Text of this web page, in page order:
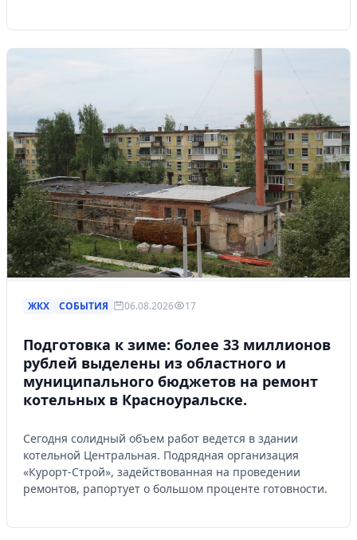
ЖКХ СОБЫТИЯ 06.08.2026 17
Подготовка к зиме: более 33 миллионов
рублей выделены из областного и
муниципального бюджетов на ремонт
котельных в Красноуральске.
Сегодня солидный объем работ ведется в здании
котельной Центральная. Подрядная организация
«Курорт-Строй», задействованная на проведении
ремонтов, рапортует о большом проценте готовности.